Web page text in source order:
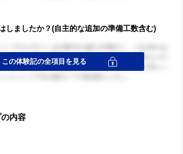
しましたか？(自主的な追加の準備工数含む)
内容